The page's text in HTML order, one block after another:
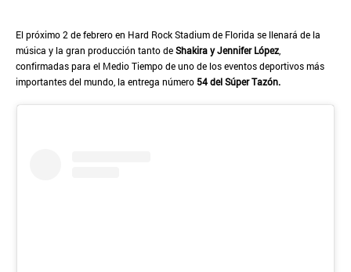
El próximo 2 de febrero en Hard Rock Stadium de Florida se llenará de la
música y la gran producción tanto deShakira y Jennifer López
confirmadas para el Medio Tiempo de uno de los eventos deportivos más
importantes del mundo, la entrega número 54 del Súper Tazón.